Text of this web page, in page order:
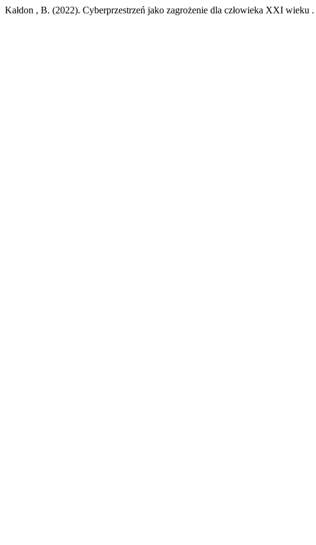
Kałdon , B. (2022). Cyberprzestrzeń jako zagrożenie dla człowieka XXI wieku .